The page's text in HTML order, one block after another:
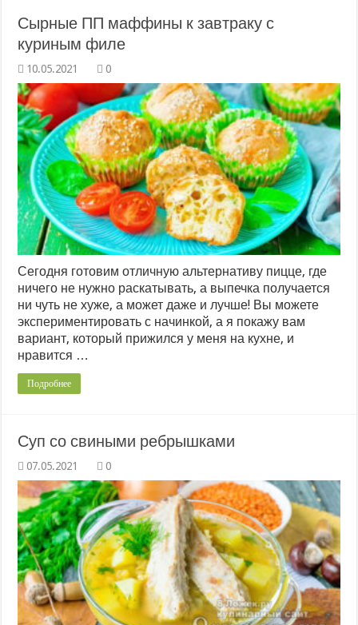
Сырные ПП маффины к завтраку с
куриным филе
0
Сегодня готовим отличную альтернативу пицце, где
ничего не нужно раскатывать, а выпечка получается
ни чуть не хуже, а может даже и лучше! Вы можете
экспериментировать с начинкой, а я покажу вам
вариант, который прижился у меня на кухне, и
нравится …
Подробнее
Суп со свиными ребрышками
0